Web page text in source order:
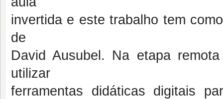
invertida e este trabalho tem
de
David Ausubel. Na etapa
utilizar
ferramentas didáticas digitais